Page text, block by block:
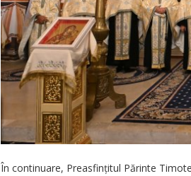
În continuare, Preasfințitul Pă­rinte